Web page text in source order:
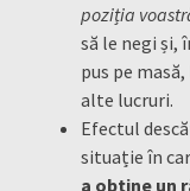
poziția
să le negi și,
pus pe
alte lucruri.
Efectul
situație în
a obține un